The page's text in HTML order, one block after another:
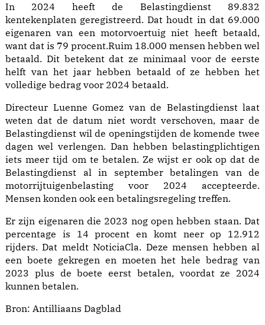
In 2024 heeft de Belastingdienst 89.832
kentekenplaten geregistreerd. Dat houdt in dat 69.000
eigenaren van een motorvoertuig niet heeft betaald,
want dat is 79 procent.Ruim 18.000 mensen hebben wel
betaald. Dit betekent dat ze minimaal voor de eerste
helft van het jaar hebben betaald of ze hebben het
volledige bedrag voor 2024 betaald.
Directeur Luenne Gomez van de Belastingdienst laat
weten dat de datum niet wordt verschoven, maar de
Belastingdienst wil de openingstijden de komende twee
dagen wel verlengen. Dan hebben belastingplichtigen
iets meer tijd om te betalen. Ze wijst er ook op dat de
Belastingdienst al in september betalingen van de
motorrijtuigenbelasting voor 2024 accepteerde.
Mensen konden ook een betalingsregeling treffen.
Er zijn eigenaren die 2023 nog open hebben staan. Dat
percentage is 14 procent en komt neer op 12.912
rijders. Dat meldt NoticiaCla. Deze mensen hebben al
een boete gekregen en moeten het hele bedrag van
2023 plus de boete eerst betalen, voordat ze 2024
kunnen betalen.
Bron: Antilliaans Dagblad